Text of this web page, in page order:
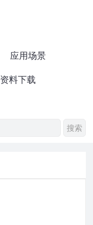
应用场景
资料下载